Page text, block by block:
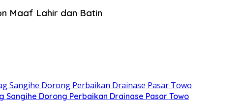
Maaf Lahir dan Batin
Sangihe Dorong Perbaikan Drainase Pasar Towo